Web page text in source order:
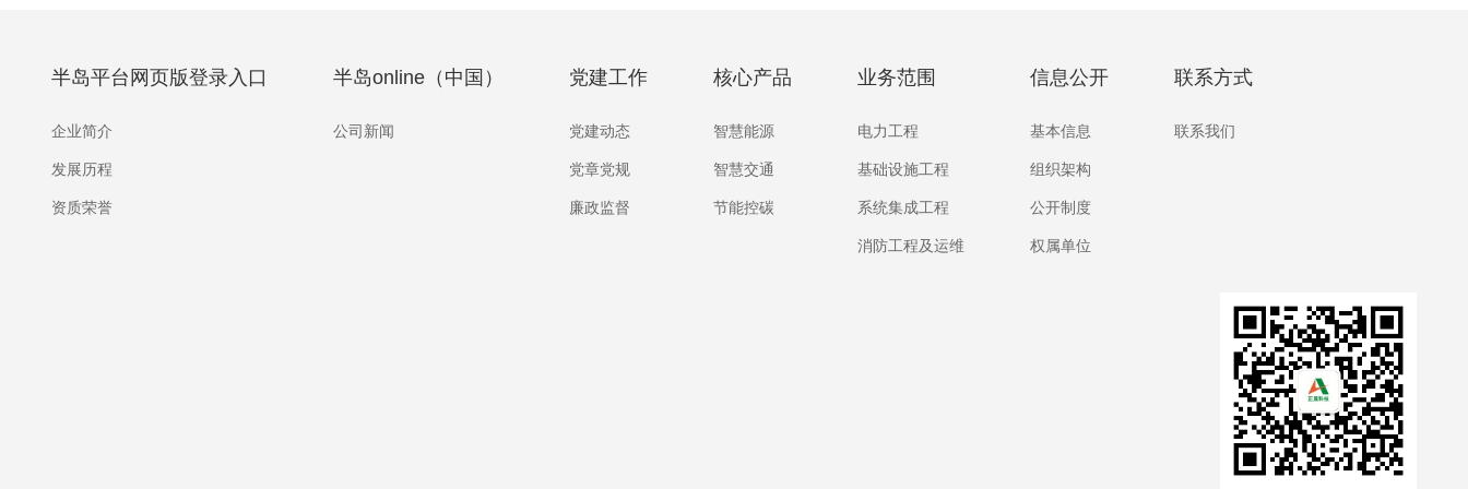
半岛平台网页版登录入口
企业简介
发展历程
资质荣誉
半岛online（中国）
公司新闻
党建工作
党建动态
党章党规
廉政监督
核心产品
智慧能源
智慧交通
节能控碳
业务范围
电力工程
基础设施工程
系统集成工程
消防工程及运维
信息公开
基本信息
组织架构
公开制度
权属单位
联系方式
联系我们